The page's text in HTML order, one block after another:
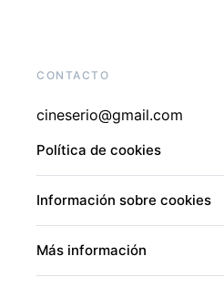
CONTACTO
cineserio@gmail.com
Política de cookies
Información sobre cookies
Más información